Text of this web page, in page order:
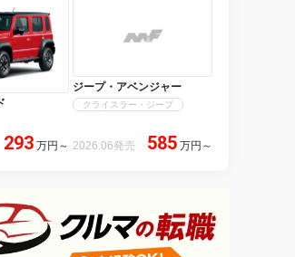
293 万円 ～
ジープ・アベンジャー
クライスラー・ジープ
2026.06発売 585 万円 ～